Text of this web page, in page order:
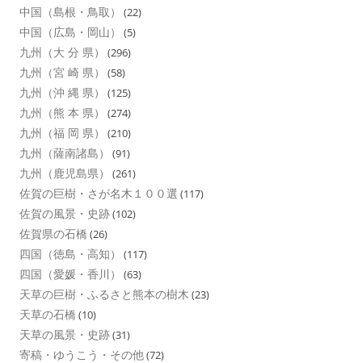
中国（島根・鳥取） (22)
中国（広島・岡山） (5)
九州（大 分 県） (296)
九州（宮 崎 県） (58)
九州（沖 縄 県） (125)
九州（熊 本 県） (274)
九州（福 岡 県） (210)
九州（薩南諸島） (91)
九州（鹿児島県） (261)
佐賀の巨樹・さが名木１００選 (117)
佐賀の風景・史跡(102)
佐賀県の石橋 (26)
四国（徳島・高知） (117)
四国（愛媛・香川） (63)
天草の巨樹・ふるさと熊本の樹木 (23)
天草の石橋 (10)
天草の風景・史跡(31)
寄稿・ゆうこう・その他(72)